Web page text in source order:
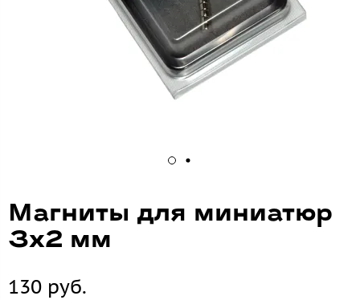
Магниты для миниатюр
3х2 мм
130 руб.